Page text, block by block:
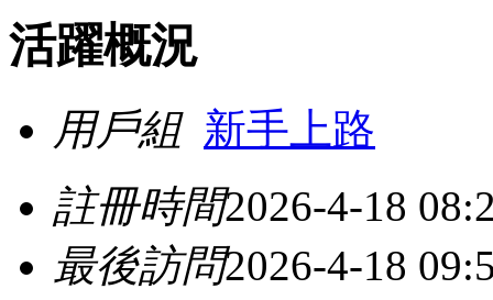
活躍概況
用戶組 新手上路
註冊時間2026-4-18
最後訪問2026-4-18